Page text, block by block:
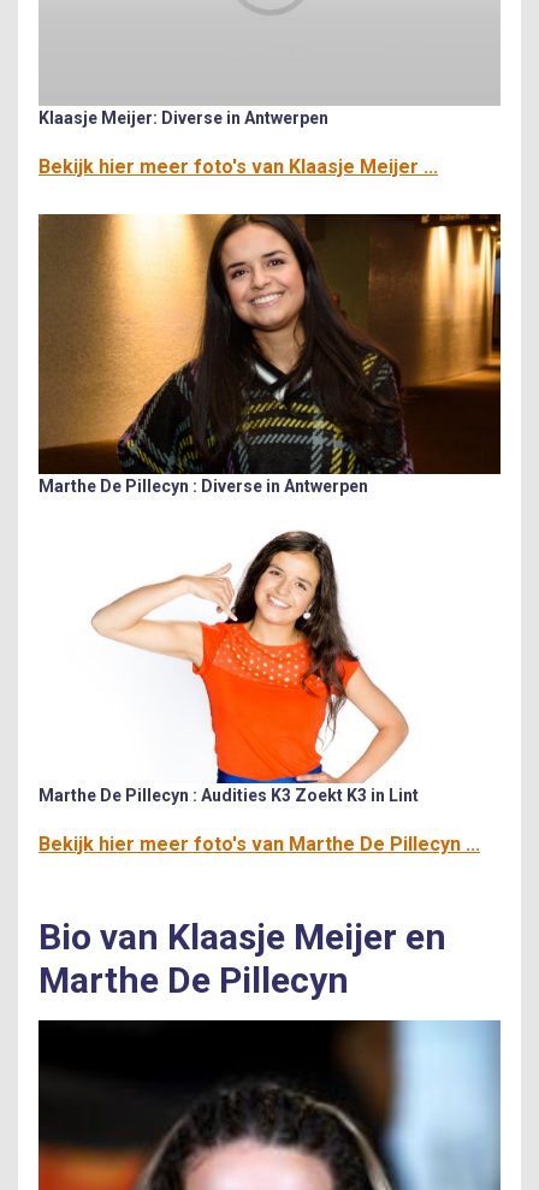
Klaasje Meijer: Diverse in Antwerpen
Bekijk hier meer foto's van Klaasje Meijer ...
Marthe De Pillecyn : Diverse in Antwerpen
Marthe De Pillecyn : Audities K3 Zoekt K3 in Lint
Bekijk hier meer foto's van Marthe De Pillecyn ...
Bio van Klaasje Meijer en
Marthe De Pillecyn